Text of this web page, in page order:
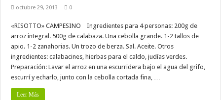
octubre 29, 2013 0
«RISOTTO» CAMPESINO Ingredientes para 4 personas: 200g de
arroz integral. 500g de calabaza. Una cebolla grande. 1-2 tallos de
apio. 1-2 zanahorias. Un trozo de berza. Sal. Aceite. Otros
ingredientes: calabacines, hierbas para el caldo, judías verdes.
Preparación: Lavar el arroz en una escurridera bajo el agua del grifo,
escurrí y echarlo, junto con la cebolla cortada fina, …
Leer Más